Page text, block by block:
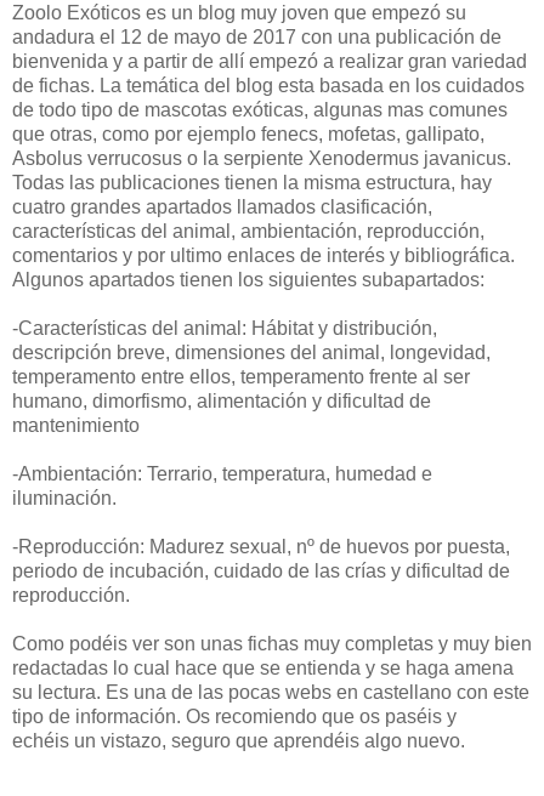
Zoolo Exóticos es un blog muy joven que empezó su
andadura el 12 de mayo de 2017 con una publicación de
bienvenida y a partir de allí empezó a realizar gran variedad
de fichas. La temática del blog esta basada en los cuidados
de todo tipo de mascotas exóticas, algunas mas comunes
que otras, como por ejemplo fenecs, mofetas, gallipato,
Asbolus verrucosus o la serpiente Xenodermus javanicus.
Todas las publicaciones tienen la misma estructura, hay
cuatro grandes apartados llamados clasificación,
características del animal, ambientación, reproducción,
comentarios y por ultimo enlaces de interés y bibliográfica.
Algunos apartados tienen los siguientes subapartados:
-Características del animal: Hábitat y distribución,
descripción breve, dimensiones del animal, longevidad,
temperamento entre ellos, temperamento frente al ser
humano, dimorfismo, alimentación y dificultad de
mantenimiento
-Ambientación: Terrario, temperatura, humedad e
iluminación.
-Reproducción: Madurez sexual, nº de huevos por puesta,
periodo de incubación, cuidado de las crías y dificultad de
reproducción.
Como podéis ver son unas fichas muy completas y muy bien
redactadas lo cual hace que se entienda y se haga amena
su lectura. Es una de las pocas webs en castellano con este
tipo de información. Os recomiendo que os paséis y
echéis un vistazo, seguro que aprendéis algo nuevo.